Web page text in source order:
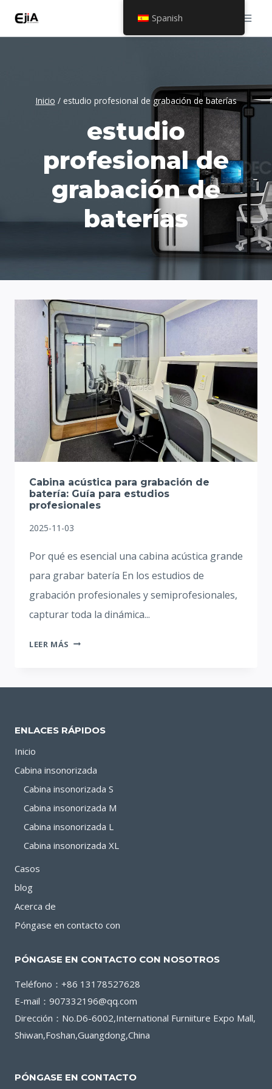
Inicio / estudio profesional de grabación de baterías
estudio
profesional de
grabación de
baterías
Cabina acústica para grabación de
batería: Guía para estudios
profesionales
2025-11-03
Por qué es esencial una cabina acústica grande
para grabar batería En los estudios de
grabación profesionales y semiprofesionales,
capturar toda la dinámica...
LEER MÁS CABINA
GRABACIÓN
GUÍA
PROFESIONALES
ENLACES RÁPIDOS
Inicio
Cabina insonorizada
Cabina insonorizada S
Cabina insonorizada M
Cabina insonorizada L
Cabina insonorizada XL
Casos
blog
Acerca de
Póngase en contacto con
PÓNGASE EN CONTACTO CON NOSOTROS
Teléfono：+86 13178527628
E-mail：907332196@qq.com
Dirección：No.D6-6002,International Furniiture Expo Mall,
Shiwan,Foshan,Guangdong,China
PÓNGASE EN CONTACTO
Spanish